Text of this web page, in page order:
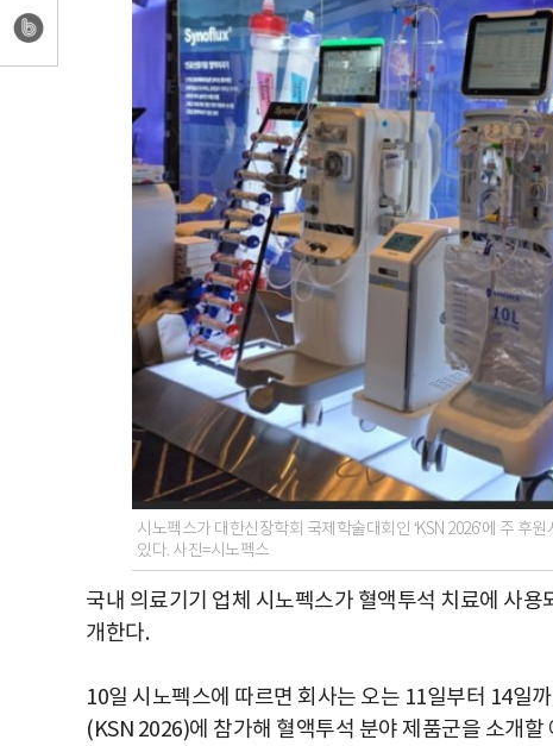
시노펙스가 대한신장학회 국제학술대회인 ‘KSN 2026’에 주 후
있다. 사진=시노펙스
국내 의료기기 업체 시노펙스가 혈액투석 치료에 사
개한다.
10일 시노펙스에 따르면 회사는 오는 11일부터 14일
(KSN 2026)에 참가해 혈액투석 분야 제품군을 소개할